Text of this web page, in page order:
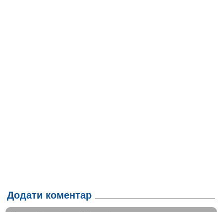
Додати коментар